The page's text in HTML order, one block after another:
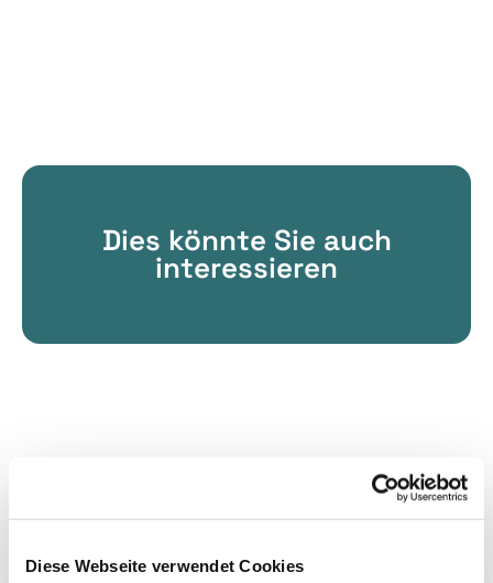
Diese Webseite verwendet Cookies
Dies könnte Sie auch
interessieren